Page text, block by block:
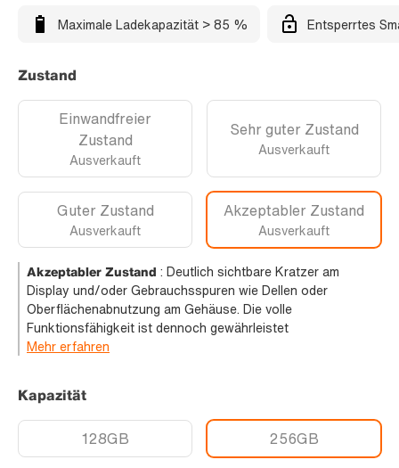
Maximale Ladekapazität > 85 % Entsperrtes
Zustand
Einwandfreier
Zustand
Ausverkauft
Sehr guter Zustand
Ausverkauft
Guter Zustand
Ausverkauft
Akzeptabler Zustand
Ausverkauft
Akzeptabler Zustand : Deutlich sichtbare Kratzer am
Display und/oder Gebrauchsspuren wie Dellen oder
Oberflächenabnutzung am Gehäuse. Die volle
Funktionsfähigkeit ist dennoch gewährleistet
Mehr erfahren
Kapazität
128GB 256GB